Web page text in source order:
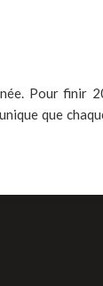
Pour finir
que